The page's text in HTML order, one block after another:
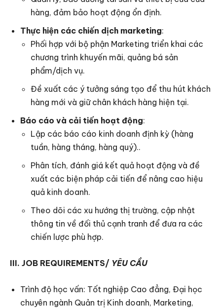
hàng, đảm bảo hoạt động ổn định.
Thực hiện các chiến dịch marketing:
Phối hợp với bộ phận Marketing triển khai các
chương trình khuyến mãi, quảng bá sản
phẩm/dịch vụ.
Đề xuất các ý tưởng sáng tạo để thu hút khách
hàng mới và giữ chân khách hàng hiện tại.
Báo cáo và cải tiến hoạt động:
Lập các báo cáo kinh doanh định kỳ (hàng
tuần, hàng tháng, hàng quý)..
Phân tích, đánh giá kết quả hoạt động và đề
xuất các biện pháp cải tiến để nâng cao hiệu
quả kinh doanh.
Theo dõi các xu hướng thị trường, cập nhật
thông tin về đối thủ cạnh tranh để đưa ra các
chiến lược phù hợp.
III. JOB REQUIREMENTS/ YÊU CẦU
Trình độ học vấn: Tốt nghiệp Cao đẳng, Đại học
chuyên ngành Quản trị Kinh doanh, Marketing,